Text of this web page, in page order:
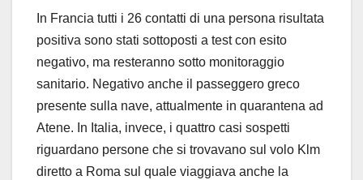
In Francia tutti i 26 contatti di una persona risultata
positiva sono stati sottoposti a test con esito
negativo, ma resteranno sotto monitoraggio
sanitario. Negativo anche il passeggero greco
presente sulla nave, attualmente in quarantena ad
Atene. In Italia, invece, i quattro casi sospetti
riguardano persone che si trovavano sul volo Klm
diretto a Roma sul quale viaggiava anche la